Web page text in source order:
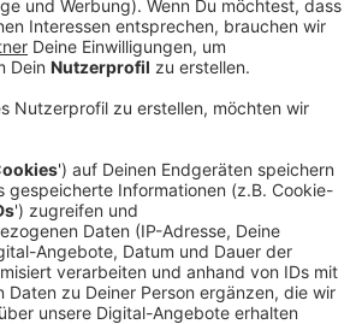
haben Unternehmer in
angeboten. Gut zehn
im Vorjahr und ein Drittel mehr
Die Zahl der Bewerber
Die demografische
die Arbeitsagentur als Ursache
sieht sie bei den jungen
weiter sinkendes Interesse
Aktuell sind noch 267